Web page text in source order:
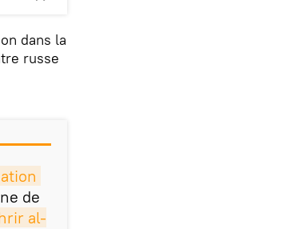
dans la
russe
de
al-